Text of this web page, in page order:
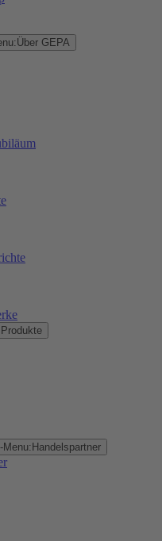
Über GEPA
Produkte
Menu: Handelspartner